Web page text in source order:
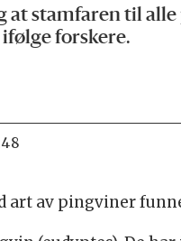
at stamfaren til
forskere.
art av pingviner